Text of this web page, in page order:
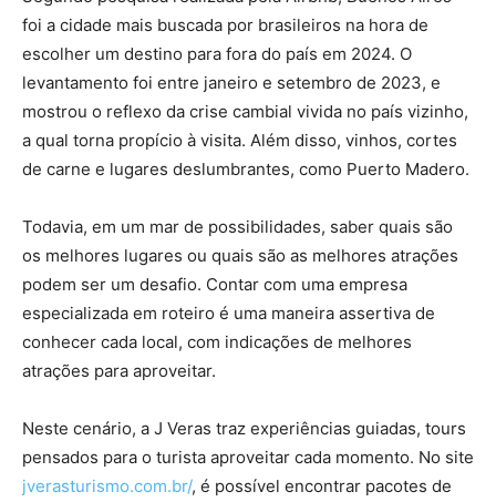
foi a cidade mais buscada por brasileiros na hora de
escolher um destino para fora do país em 2024. O
levantamento foi entre janeiro e setembro de 2023, e
mostrou o reflexo da crise cambial vivida no país vizinho,
a qual torna propício à visita. Além disso, vinhos, cortes
de carne e lugares deslumbrantes, como Puerto Madero.
Todavia, em um mar de possibilidades, saber quais são
os melhores lugares ou quais são as melhores atrações
podem ser um desafio. Contar com uma empresa
especializada em roteiro é uma maneira assertiva de
conhecer cada local, com indicações de melhores
atrações para aproveitar.
Neste cenário, a J Veras traz experiências guiadas, tours
pensados para o turista aproveitar cada momento. No site
jverasturismo.com.br/, é possível encontrar pacotes de